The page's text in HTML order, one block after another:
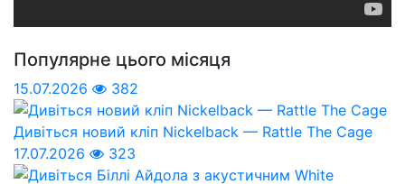
Популярне цього місяця
15.07.2026 382
Дивіться новий кліп Nickelback — Rattle The Cage
17.07.2026
323